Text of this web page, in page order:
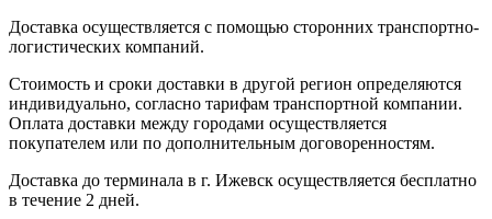
Доставка осуществляется с помощью сторонних транспортно-
логистических компаний.
Стоимость и сроки доставки в другой регион определяются
индивидуально, согласно тарифам транспортной компании.
Оплата доставки между городами осуществляется
покупателем или по дополнительным договоренностям.
Доставка до терминала в г. Ижевск осуществляется бесплатно
в течение 2 дней.